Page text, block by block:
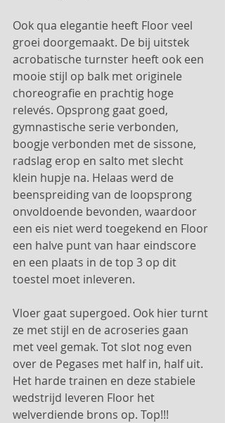
Ook qua elegantie heeft Floor veel
groei doorgemaakt. De bij uitstek
acrobatische turnster heeft ook een
mooie stijl op balk met originele
choreografie en prachtig hoge
relevés. Opsprong gaat goed,
gymnastische serie verbonden,
boogje verbonden met de sissone,
radslag erop en salto met slecht
klein hupje na. Helaas werd de
beenspreiding van de loopsprong
onvoldoende bevonden, waardoor
een eis niet werd toegekend en Floor
een halve punt van haar eindscore
en een plaats in de top 3 op dit
toestel moet inleveren.
Vloer gaat supergoed. Ook hier turnt
ze met stijl en de acroseries gaan
met veel gemak. Tot slot nog even
over de Pegases met half in, half uit.
Het harde trainen en deze stabiele
wedstrijd leveren Floor het
welverdiende brons op. Top!!!